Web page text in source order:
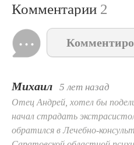
Комментарии 2
Михаил 5 лет назад
Отец Андрей, хотел бы
начал страдать
обратился в Лечебно-